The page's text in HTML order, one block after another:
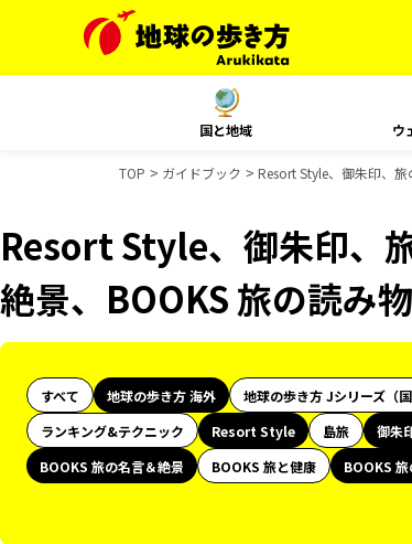
国と地域 ウ
TOP ガイドブック Resort Style、御朱印、
Resort Style、御朱印、
絶景、BOOKS 旅の読み
すべて 地球の歩き方 海外 地球の歩き方 Jシリーズ（国
ランキング&テクニック
Resort Style 島旅 御朱
BOOKS 旅の名言＆絶景
BOOKS 旅と健康 BOOKS